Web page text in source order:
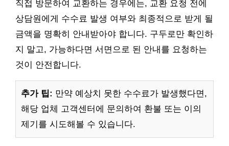
직접 방문하여 교환하는 경우에는, 교환 요청 전에
상담원에게 수수료 발생 여부와 최종적으로 받게 될
금액을 명확히 안내받아야 합니다. 구두로만 확인하
지 말고, 가능하다면 서면으로 된 안내를 요청하는
것이 안전합니다.
추가 팁: 만약 예상치 못한 수수료가 발생했다면,
해당 업체 고객센터에 문의하여 환불 또는 이의
제기를 시도해볼 수 있습니다.